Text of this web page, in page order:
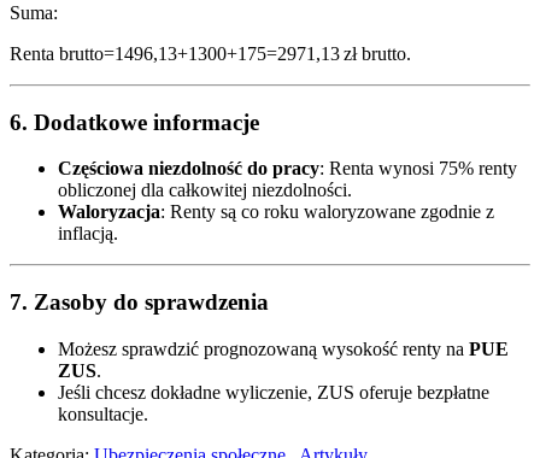
Suma:
Renta brutto=1496,13+1300+175=2971,13 zł brutto.
6. Dodatkowe informacje
Częściowa niezdolność do pracy: Renta wynosi 75% renty
obliczonej dla całkowitej niezdolności.
Waloryzacja: Renty są co roku waloryzowane zgodnie z
inflacją.
7. Zasoby do sprawdzenia
Możesz sprawdzić prognozowaną wysokość renty na PUE
ZUS.
Jeśli chcesz dokładne wyliczenie, ZUS oferuje bezpłatne
konsultacje.